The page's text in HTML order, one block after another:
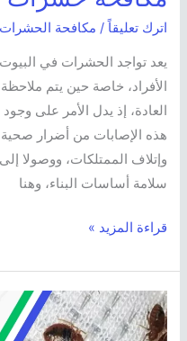
اترك تعليقاً / مكافحة الحشرات
يعد تواجد الحشرات في البيوت
الأفراد، خاصة حين يتم
العادة، إذ يدل الأمر على
هذه الإصابات من أضرار صحية
وإتلاف الممتلكات، ووصولا
سلامة أساسات البناء، وهنا
قراءة المزيد »
أسباب
ظهور